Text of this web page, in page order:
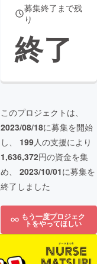
募集終了まで残
り
終了
このプロジェクトは、
2023/08/18に募集を開始
し、 199人の支援により
1,636,372円の資金を集
め、 2023/10/01に募集を
終了しました
もう一度プロジェク
トをやってほしい